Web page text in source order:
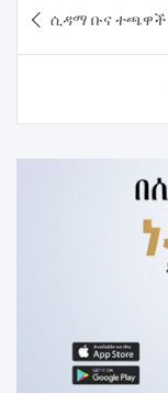
navigation
ሲዳማ ቡና